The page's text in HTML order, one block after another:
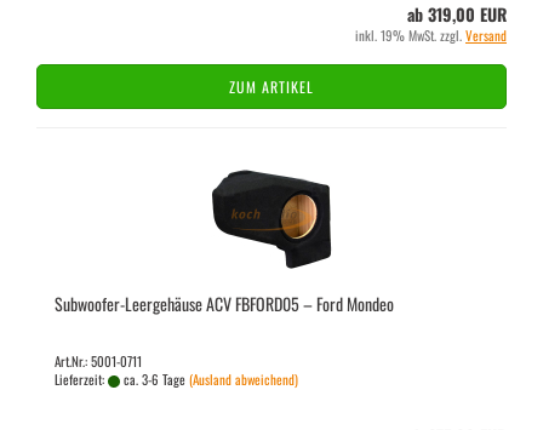
ab 319,00 EUR
inkl. 19% MwSt. zzgl.Versand
ZUM ARTIKEL
Subwoofer-​​Leer­ge­häu­se ACV FBFORD05 – Ford Mon­deo
Art.Nr.: 5001-0711
Lieferzeit:
ca. 3-6 Tage(Ausland abweichend)